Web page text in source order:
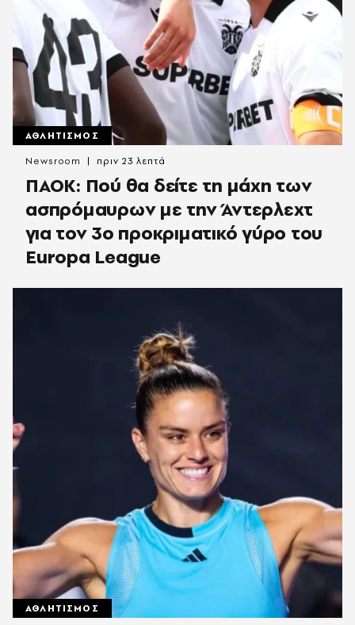
ΑΘΛΗΤΙΣΜΟΣ
ΠΑΟΚ: Πού θα δείτε τη μάχη των
ασπρόμαυρων με την Άντερλεχτ
για τον 3ο προκριματικό γύρο του
Europa League
Newsroom πριν 23 λεπτά
ΑΘΛΗΤΙΣΜΟΣ